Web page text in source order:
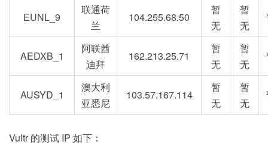
EUNL_9
联通荷
兰
104.255.68.50
暂
无
暂
无
AEDXB_1
阿联酋
迪拜
162.213.25.71
暂
无
暂
无
AUSYD_1
澳大利
亚悉尼
103.57.167.114
暂
无
暂
无
Vultr 的测试 IP 如下：